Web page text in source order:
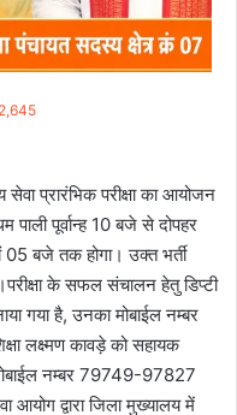
2,645
सेवा प्रारंभिक परीक्षा का आयोजन
पाली पूर्वान्ह 10 बजे से दोपहर
05 बजे तक होगा। उक्त भर्ती
के सफल संचालन हेतु डिप्टी
गया है, उनका मोबाईल नम्बर
लक्ष्मण कावड़े को सहायक
नम्बर 79749-97827
आयोग द्वारा जिला मुख्यालय में